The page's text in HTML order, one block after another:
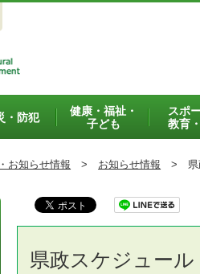
・防犯
健康・福祉・
子ども
スポ
教育
お知らせ情報 > お知らせ情報 > 県
県政スケジュール